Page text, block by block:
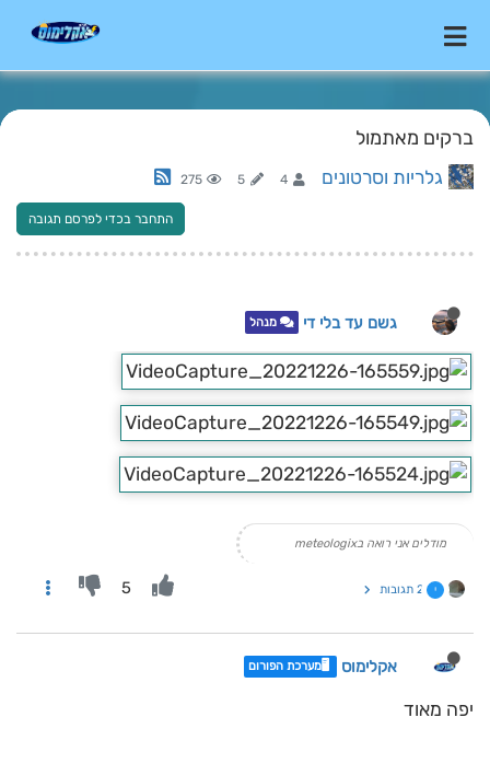
ברקים מאתמול
גלריות וסרטונים 4
5
275
התחבר בכדי לפרסם תגובה
גשם עד בלי די מנהל
מודלים אני רואה בmeteologix
י 2 תגובות 5
אקלימוס 🖥️מערכת הפורום
יפה מאוד